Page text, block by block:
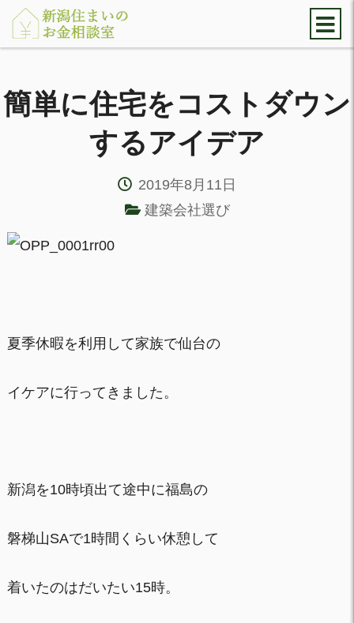
簡単に住宅をコストダウン
するアイデア
2019年8月11日
建築会社選び
夏季休暇を利用して家族で仙台の
イケアに行ってきました。
新潟を10時頃出て途中に福島の
磐梯山SAで1時間くらい休憩して
着いたのはだいたい15時。